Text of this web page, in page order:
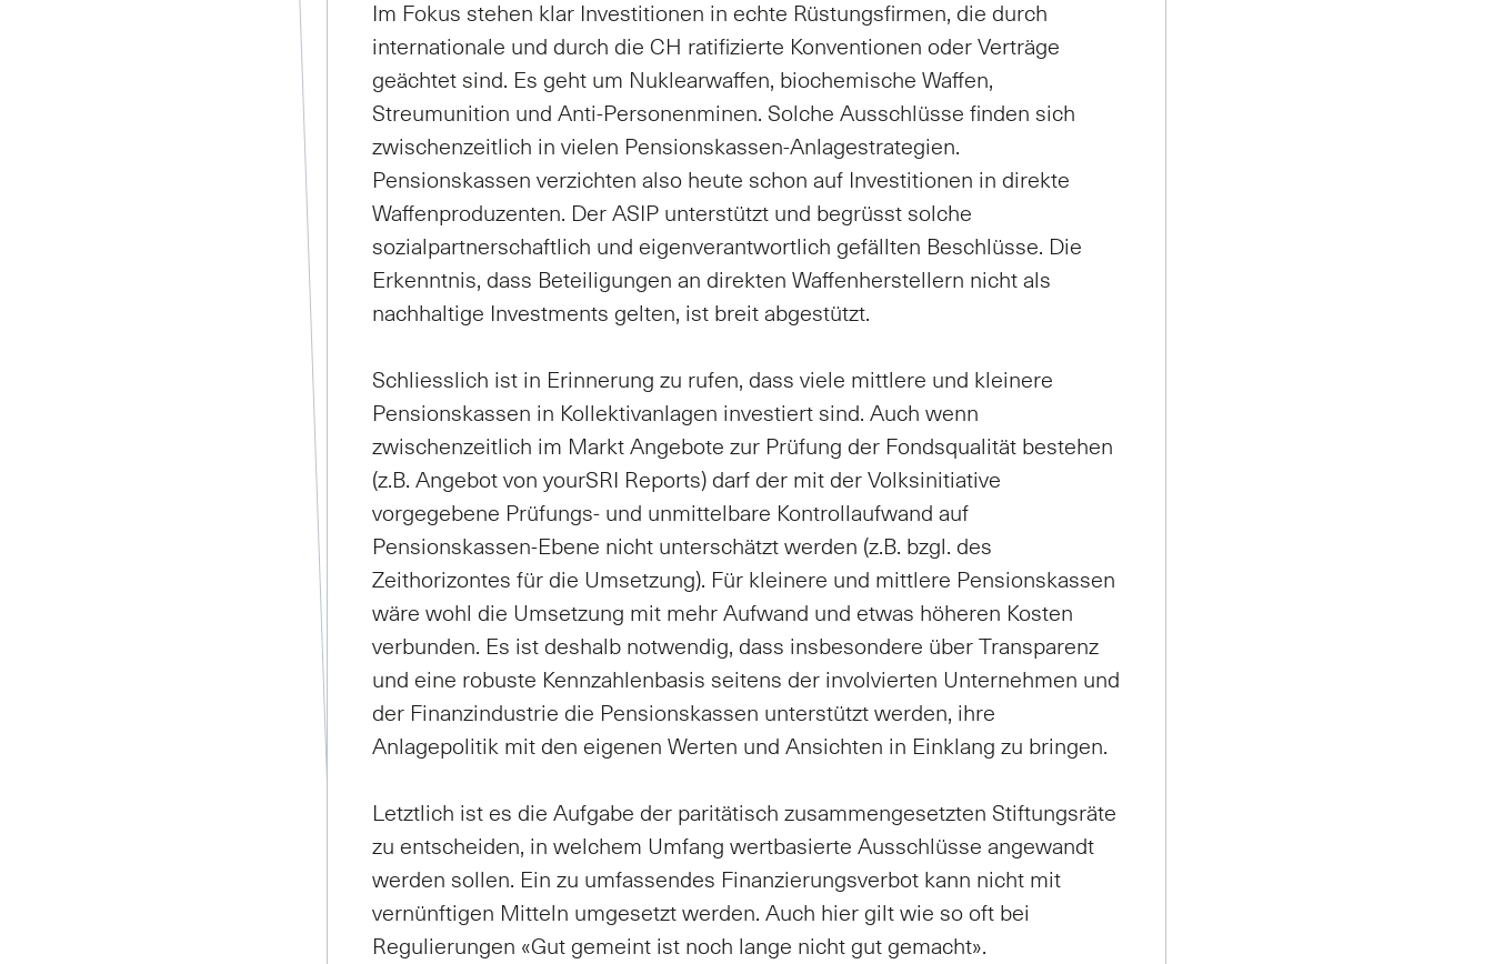
Im Fokus stehen klar Investitionen in echte Rüstungsfirmen, die durch
internationale und durch die CH ratifizierte Konventionen oder Verträge
geächtet sind. Es geht um Nuklearwaffen, biochemische Waffen,
Streumunition und Anti-Personenminen. Solche Ausschlüsse finden sich
zwischenzeitlich in vielen Pensionskassen-Anlagestrategien.
Pensionskassen verzichten also heute schon auf Investitionen in direkte
Waffenproduzenten. Der ASIP unterstützt und begrüsst solche
sozialpartnerschaftlich und eigenverantwortlich gefällten Beschlüsse. Die
Erkenntnis, dass Beteiligungen an direkten Waffenherstellern nicht als
nachhaltige Investments gelten, ist breit abgestützt.
Schliesslich ist in Erinnerung zu rufen, dass viele mittlere und kleinere
Pensionskassen in Kollektivanlagen investiert sind. Auch wenn
zwischenzeitlich im Markt Angebote zur Prüfung der Fondsqualität bestehen
(z.B. Angebot von yourSRI Reports) darf der mit der Volksinitiative
vorgegebene Prüfungs- und unmittelbare Kontrollaufwand auf
Pensionskassen-Ebene nicht unterschätzt werden (z.B. bzgl. des
Zeithorizontes für die Umsetzung). Für kleinere und mittlere Pensionskassen
wäre wohl die Umsetzung mit mehr Aufwand und etwas höheren Kosten
verbunden. Es ist deshalb notwendig, dass insbesondere über Transparenz
und eine robuste Kennzahlenbasis seitens der involvierten Unternehmen und
der Finanzindustrie die Pensionskassen unterstützt werden, ihre
Anlagepolitik mit den eigenen Werten und Ansichten in Einklang zu bringen.
Letztlich ist es die Aufgabe der paritätisch zusammengesetzten Stiftungsräte
zu entscheiden, in welchem Umfang wertbasierte Ausschlüsse angewandt
werden sollen. Ein zu umfassendes Finanzierungsverbot kann nicht mit
vernünftigen Mitteln umgesetzt werden. Auch hier gilt wie so oft bei
Regulierungen «Gut gemeint ist noch lange nicht gut gemacht».